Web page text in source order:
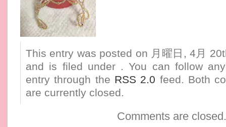
This entry was posted on 月曜日, 4月
and is filed under . You can follow
entry through the RSS 2.0 feed. Both
are currently closed.
Comments are closed.